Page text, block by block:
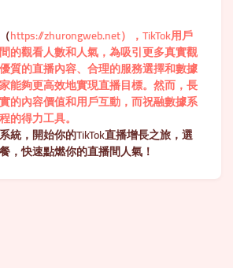
https://zhurongweb.net），TikTok用戶
的觀看人數和人氣，為吸引更多真實觀
質的直播內容、合理的服務選擇和數據
能夠更高效地實現直播目標。然而，長
的內容價值和用戶互動，而祝融數據系
的得力工具。
統，開始你的TikTok直播增長之旅，選
，快速點燃你的直播間人氣！